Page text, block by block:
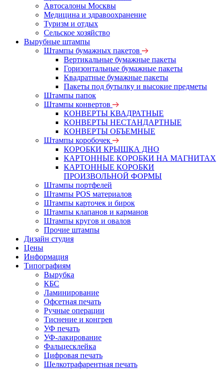
Автосалоны Москвы
Медицина и здравоохранение
Туризм и отдых
Сельское хозяйство
Вырубные штампы
Штампы бумажных пакетов
Вертикальные бумажные пакеты
Горизонтальные бумажные пакеты
Квадратные бумажные пакеты
Пакеты под бутылку и высокие предметы
Штампы папок
Штампы конвертов
КОНВЕРТЫ КВАДРАТНЫЕ
КОНВЕРТЫ НЕСТАНДАРТНЫЕ
КОНВЕРТЫ ОБЪЕМНЫЕ
Штампы коробочек
КОРОБКИ КРЫШКА ДНО
КАРТОННЫЕ КОРОБКИ НА МАГНИТАХ
КАРТОННЫЕ КОРОБКИ
ПРОИЗВОЛЬНОЙ ФОРМЫ
Штампы портфелей
Штампы POS материалов
Штампы карточек и бирок
Штампы клапанов и карманов
Штампы кругов и овалов
Прочие штампы
Дизайн студия
Цены
Информация
Типографиям
Вырубка
КБС
Ламинирование
Офсетная печать
Ручные операции
Тиснение и конгрев
УФ печать
УФ-лакирование
Фальцесклейка
Цифровая печать
Шелкотрафарентная печать